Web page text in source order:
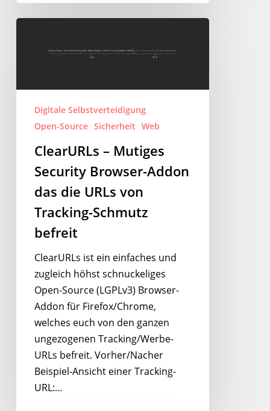
Mutiges
Browser-
Addon
URLs
Tracking-
befreit
Digitale Selbstverteidigung
Open-Source Sicherheit Web
ClearURLs – Mutiges
Security Browser-Addon
das die URLs von
Tracking-Schmutz
befreit
ClearURLs ist ein einfaches und
zugleich höhst schnuckeliges
Open-Source (LGPLv3) Browser-
Addon für Firefox/Chrome,
welches euch von den ganzen
ungezogenen Tracking/Werbe-
URLs befreit. Vorher/Nacher
Beispiel-Ansicht einer Tracking-
URL:…